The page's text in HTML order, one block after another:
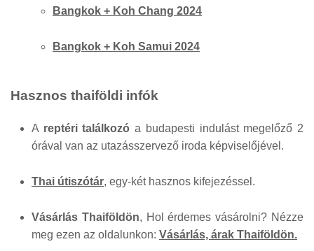
Bangkok + Koh Chang 2024
Bangkok + Koh Samui 2024
Hasznos thaiföldi infók
A reptéri találkozó a budapesti indulást megelőző 2
órával van az utazásszervező iroda képviselőjével.
Thai útiszótár, egy-két hasznos kifejezéssel.
Vásárlás Thaiföldön, Hol érdemes vásárolni? Nézze
meg ezen az oldalunkon: Vásárlás, árak Thaiföldön.